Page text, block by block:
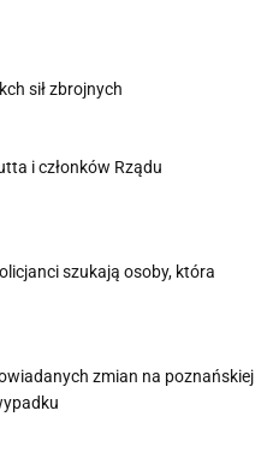
sił zbrojnych
i członków Rządu
szukają osoby, która
zmian na poznańskiej